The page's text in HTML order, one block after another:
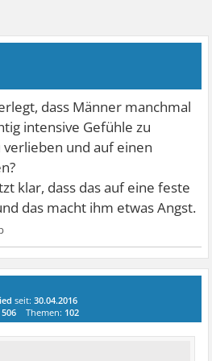
dass Männer manchmal
intensive Gefühle zu
und auf einen
klar, dass das auf eine feste
das macht ihm etwas Angst.
seit:30.04.2016
506 Themen: 102